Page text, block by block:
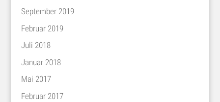
September 2019
Februar 2019
Juli 2018
Januar 2018
Mai 2017
Februar 2017